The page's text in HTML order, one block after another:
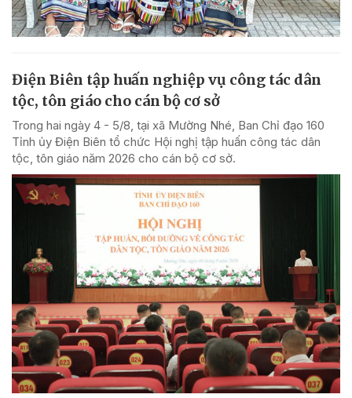
Điện Biên tập huấn nghiệp vụ công tác dân
tộc, tôn giáo cho cán bộ cơ sở
Trong hai ngày 4 - 5/8, tại xã Mường Nhé, Ban Chỉ đạo 160
Tỉnh ủy Điện Biên tổ chức Hội nghị tập huấn công tác dân
tộc, tôn giáo năm 2026 cho cán bộ cơ sở.